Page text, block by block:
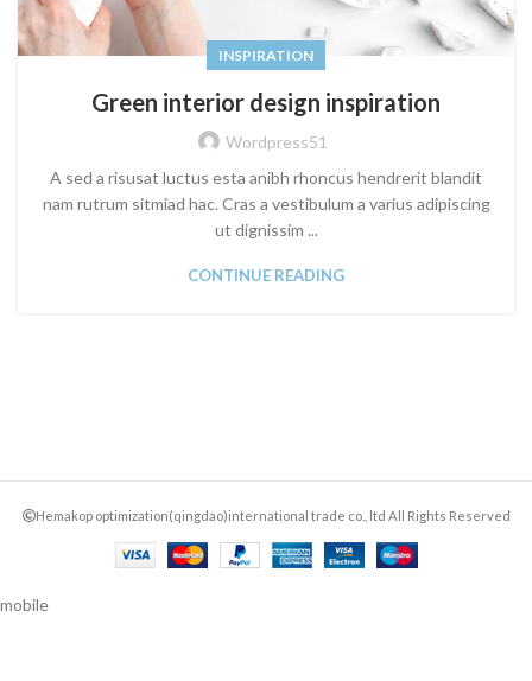
INSPIRATION
Green interior design inspiration
Wordpress51
A sed a risusat luctus esta anibh rhoncus hendrerit blandit
nam rutrum sitmiad hac. Cras a vestibulum a varius adipiscing
ut dignissim ...
CONTINUE READING
Hemakop optimization(qingdao)international trade co., ltd All Rights Reserved